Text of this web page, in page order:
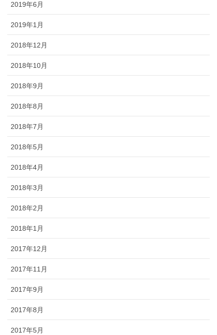
2019年6月
2019年1月
2018年12月
2018年10月
2018年9月
2018年8月
2018年7月
2018年5月
2018年4月
2018年3月
2018年2月
2018年1月
2017年12月
2017年11月
2017年9月
2017年8月
2017年5月